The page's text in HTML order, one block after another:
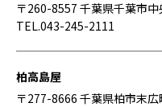
〒260-8557 千葉県千葉市
TEL.043-245-2111
柏高島屋
〒277-8666 千葉県柏市末